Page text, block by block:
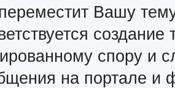
Вашу
спору и
на портале и